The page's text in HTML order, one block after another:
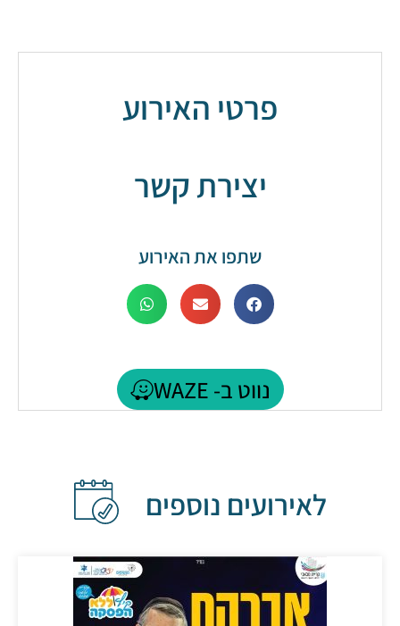
פרטי האירוע
יצירת קשר
שתפו את האירוע
נווט ב- WAZE
לאירועים נוספים